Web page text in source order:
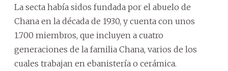
La secta había sidos fundada por el abuelo de
Chana en la década de 1930, y cuenta con unos
1.700 miembros, que incluyen a cuatro
generaciones de la familia Chana, varios de los
cuales trabajan en ebanistería o cerámica.